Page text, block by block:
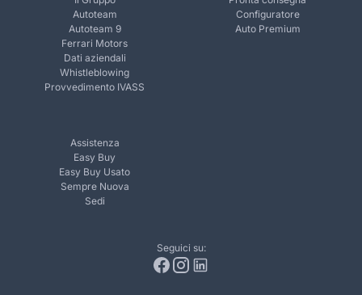
Autoteam
Autoteam 9
Ferrari Motors
Dati aziendali
Whistleblowing
Provvedimento IVASS
Configuratore
Auto Premium
Assistenza
Easy Buy
Easy Buy Usato
Sempre Nuova
Sedi
Seguici su: